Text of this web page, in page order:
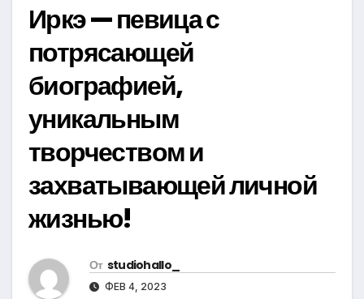
Иркэ — певица с
потрясающей
биографией,
уникальным
творчеством и
захватывающей личной
жизнью!
От studiohallo_
ФЕВ 4, 2023